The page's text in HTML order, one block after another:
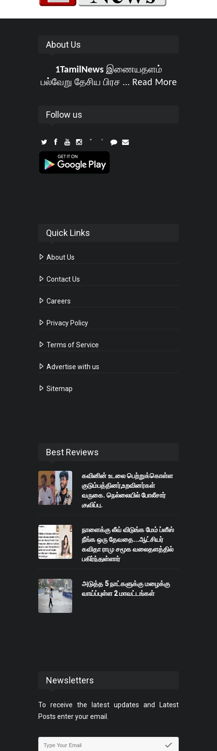
About Us
1TamilNewsஇணையதளம்
பல்வேறு தேசிய பிரச ... Read More
Follow us
Quick Links
About Us
Contact Us
Careers
Privacy Policy
Terms of Service
Advertise with us
Sitemap
Best Reviews
கவினின் உடலை பெற்றுக்கொள்ள
குடும்பத்தினர்,உறவினர்கள்
வருகை. நெல்லையில் போலீசார்
குவிப்பு.
நாளைக்கு லீவ் விடுங்க மேம் ப்ளீஸ்
நீங்க ஒரு தேவதை...ஆட்சியர்
கவிதா ராமு சமூக வலைதளத்தில்
பகிர்ந்துள்ளார்
அடுத்த 5 நாட்களுக்கு மழைக்கு
வாய்ப்புள்ள 2 மாவட்டங்கள்
Newsletters
To receive the latest updates and Latest
Posts enter your email.